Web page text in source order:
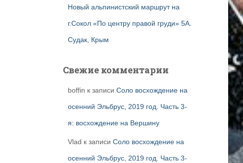
Новый альпинистский маршрут на
г.Сокол «По центру правой груди» 5А.
Судак, Крым
Свежие комментарии
boffin к записи Соло восхождение на
осенний Эльбрус, 2019 год. Часть 3-
я: восхождение на Вершину
Vlad к записи Соло восхождение на
осенний Эльбрус, 2019 год. Часть 3-